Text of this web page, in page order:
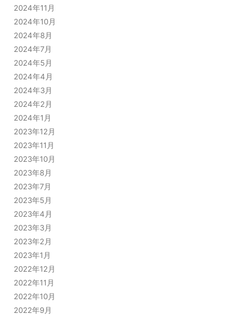
2024年11月
2024年10月
2024年8月
2024年7月
2024年5月
2024年4月
2024年3月
2024年2月
2024年1月
2023年12月
2023年11月
2023年10月
2023年8月
2023年7月
2023年5月
2023年4月
2023年3月
2023年2月
2023年1月
2022年12月
2022年11月
2022年10月
2022年9月